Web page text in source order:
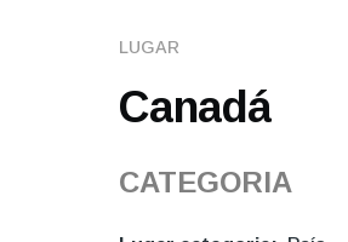
navegación
LUGAR
Canadá
CATEGORIA